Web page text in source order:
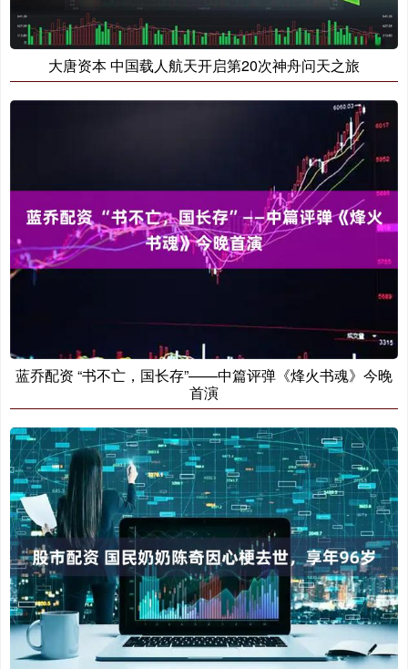
大唐资本 中国载人航天开启第20次神舟问天之旅
蓝乔配资 “书不亡，国长存”——中篇评弹《烽火书魂》今晚
首演